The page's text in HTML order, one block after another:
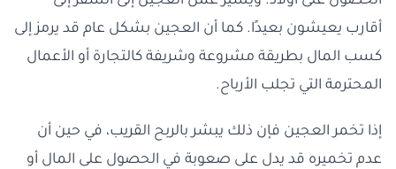
أقارب يعيشون بعيدًا. كما أن العجين بشكل عام قد يرمز إلى
كسب المال بطريقة مشروعة وشريفة كالتجارة أو الأعمال
المحترمة التي تجلب الأرباح.
إذا تخمر العجين فإن ذلك يبشر بالربح القريب، في حين أن
عدم تخميره قد يدل على صعوبة في الحصول على المال أو